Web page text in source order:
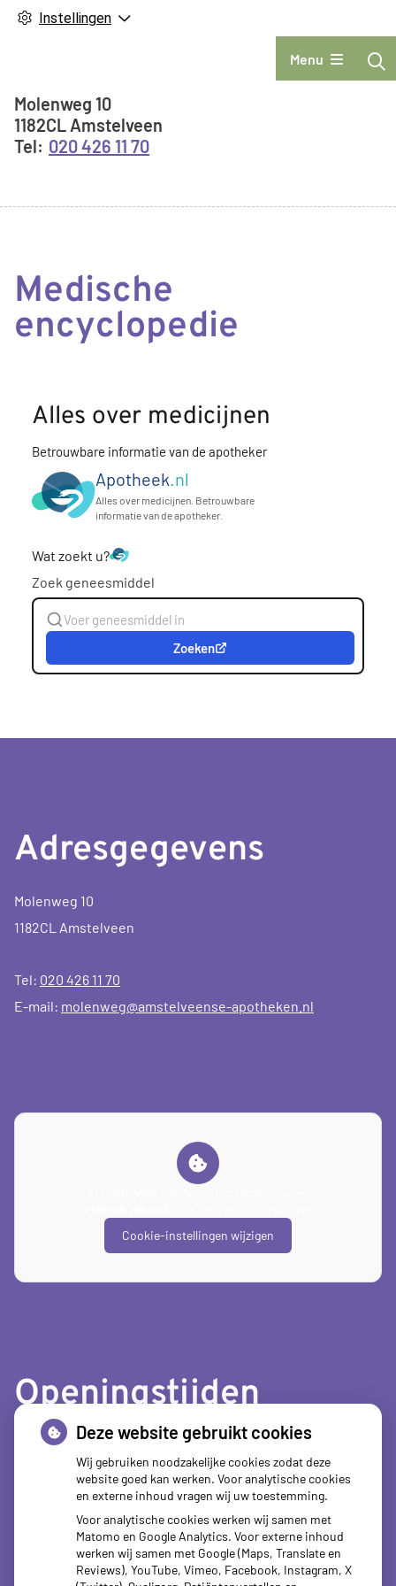
Instellingen
Hoofdmenu
Menu
Adresgegevens
Molenweg 10
1182CL Amstelveen
020 426 11 70
Medische
encyclopedie
Alles over medicijnen
Betrouwbare informatie van de apotheker
Apotheek.nl
Alles over medicijnen. Betrouwbare
informatie van de apotheker.
Wat zoekt u?
Zoek geneesmiddel
Zoeken
Adresgegevens
Molenweg 10
1182CL Amstelveen
Tel: 020 426 11 70
E-mail: molenweg@amstelveense-apotheken.nl
Cookie-instellingen wijzigen
Openingstijden
Maandag: 08.00tot
- 12.30
13.30tot
- 18.00
08.00tot
- 12.30
13.30tot
- 18.00
Woensdag:
08.00tot
- 12.30
13.30tot
- 18.00
Donderdag:
08.00tot
- 12.30
Deze website gebruikt cookies
Wij gebruiken noodzakelijke cookies zodat deze
website goed kan werken. Voor analytische cookies
en externe inhoud vragen wij uw toestemming.
Voor analytische cookies werken wij samen met
Matomo en Google Analytics. Voor externe inhoud
werken wij samen met Google (Maps, Translate en
Reviews), YouTube, Vimeo, Facebook, Instagram, X